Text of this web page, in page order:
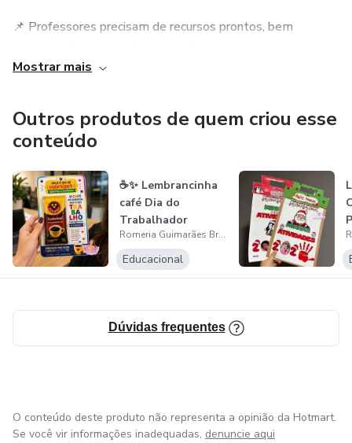
📌 Professores precisam de recursos prontos, bem
💡 Aqui você encontra:
✔ Arquivos prontos para imprimir e usar
✔ Dicas práticas de aplicação em sala
✔ Conteúdos alinhados ao desenvolvimento infantil
⏳ Economize tempo no planejamento e ganhe mais
segurança na aplicação das atividades
crianças.
Mostrar mais
Outros produtos de quem criou esse
conteúdo
☕✨ Lembrancinha
café Dia do
Trabalhador
Romeria Guimarães Brusqui
Educacional
Dúvidas frequentes
O conteúdo deste produto não representa a opinião da Hotmart.
Se você vir informações inadequadas, denuncie aqui